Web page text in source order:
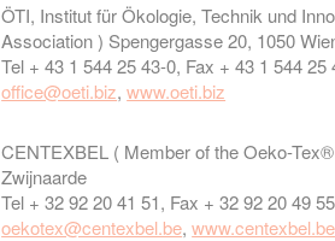
ÖTI, Institut für Ökologie, Technik und
Association ) Spengergasse 20, 1050
Tel + 43 1 544 25 43-0, Fax + 43 1 544 25
office@oeti.biz,www.oeti.biz
CENTEXBEL ( Member of the Oeko-
Zwijnaarde
Tel + 32 92 20 41 51, Fax + 32 92 20 49 55
oekotex@centexbel.be,www.centexbel.be